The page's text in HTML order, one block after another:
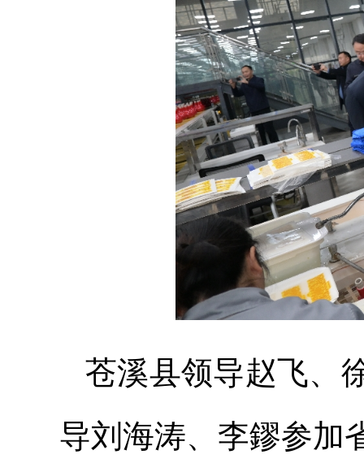
苍溪县领导赵飞、
导刘海涛、李鏐参加